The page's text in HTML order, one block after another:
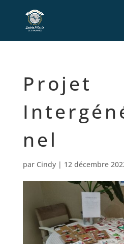
Projet
nel
par Cindy| 12 décembre